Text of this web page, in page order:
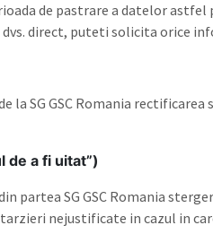
de pastrare a datelor astfel
dvs. direct, puteti solicita orice
la SG GSC Romania
de a fi uitat”)
SG GSC Romania
nejustificate in cazul in